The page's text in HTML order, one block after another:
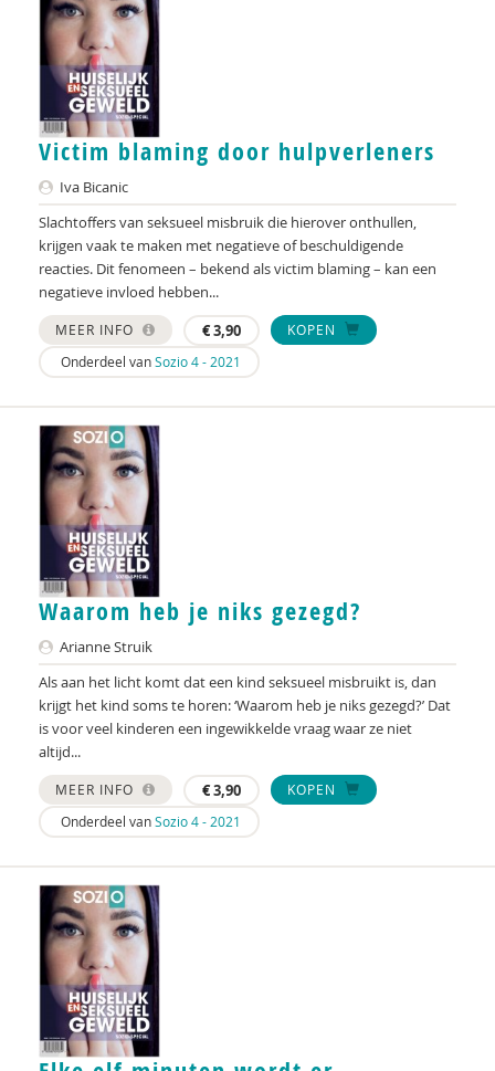
Ellen de Ruiter
Martine F. Delfos
Tweede Kamer der Staten-Generaal
Anke van Dijke
Johannes Dijkstra
Ireen Dubel
Renee Finkenflügel
Miranda Freriks
Edith Geurts
Mai Groenevelt
Gerda de Groot
Bernard ten Hag
Joep Hanrath
Kelly van den Heuvel
Andrè Hielkema
Willem Huijnk
Ellen Janssen
Lucet van der Kamp
Willem Koops
Ron van ’t Land
Bas Levering
Debbie Maas
Victim blaming door hulpverleners
Iva Bicanic
Slachtoffers van seksueel misbruik die hierover onthullen,
krijgen vaak te maken met negatieve of beschuldigende
reacties. Dit fenomeen – bekend als victim blaming – kan een
negatieve invloed hebben...
MEER INFO €3,90
KOPEN
Onderdeel vanSozio 4 - 2021
Waarom heb je niks gezegd?
Arianne Struik
Als aan het licht komt dat een kind seksueel misbruikt is, dan
krijgt het kind soms te horen: ‘Waarom heb je niks gezegd?’ Dat
is voor veel kinderen een ingewikkelde vraag waar ze niet
altijd...
MEER INFO €3,90
KOPEN
Onderdeel vanSozio 4 - 2021